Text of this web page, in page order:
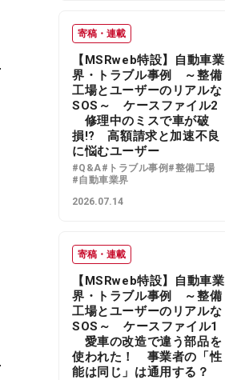
寄稿・連載
【MSRweb特設】自動車業
界・トラブル事例 ～整備
工場とユーザーのリアルな
SOS～ ケースファイル2
修理中のミスで車が破
損!? 高額請求と加速不良
に悩むユーザー
#Q&A#トラブル事例 #整備工場
#自動車業界
2026.07.14
寄稿・連載
【MSRweb特設】自動車業
界・トラブル事例 ～整備
工場とユーザーのリアルな
SOS～ ケースファイル1
愛車の改造で違う部品を
使われた！ 事業者の「性
能は同じ」は通用する？